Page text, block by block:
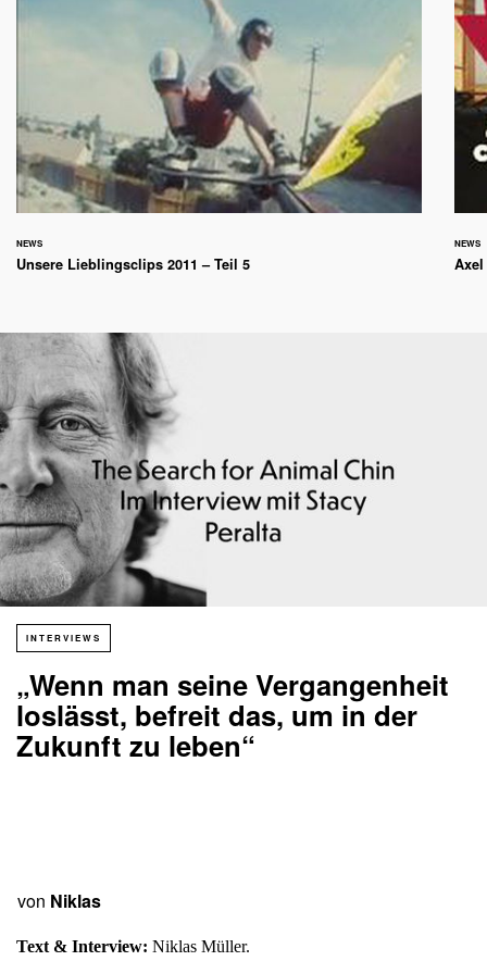
NEWS
Unsere Lieblingsclips 2011 – Teil 5
NEWS
INTERVIEWS
„Wenn man seine Vergangenheit
loslässt, befreit das, um in der
Zukunft zu leben“
von Niklas
Text & Interview: Niklas Müller.